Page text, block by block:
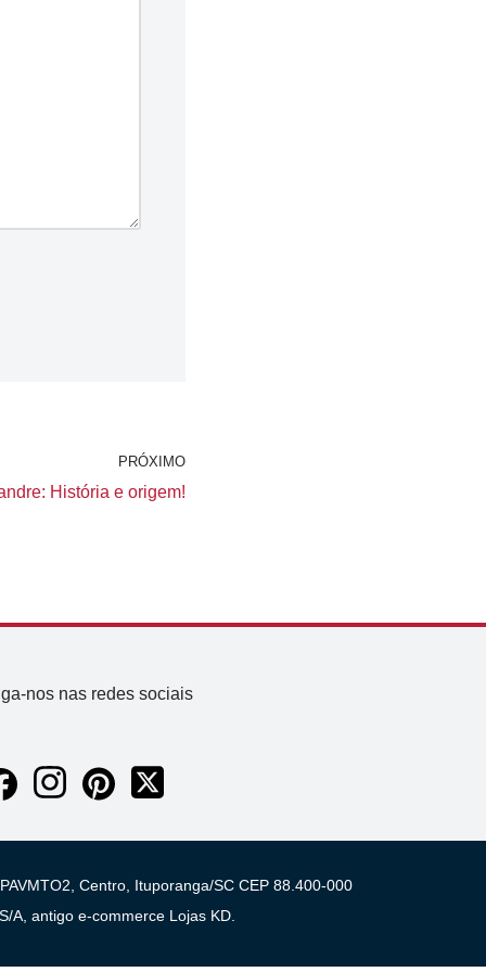
PRÓXIMO
História e origem!
nos nas redes sociais
Centro, Ituporanga/SC CEP 88.400-000
A, antigo e-commerce Lojas KD.